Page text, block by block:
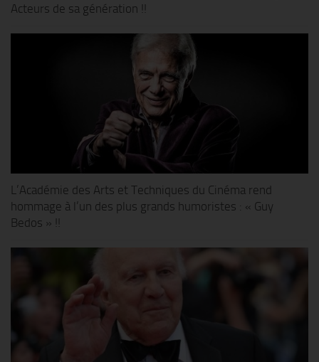
Acteurs de sa génération !!
L’Académie des Arts et Techniques du Cinéma rend
hommage à l’un des plus grands humoristes : « Guy
Bedos » !!